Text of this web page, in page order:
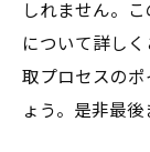
しれません。
について詳し
取プロセスの
ょう。是非最後